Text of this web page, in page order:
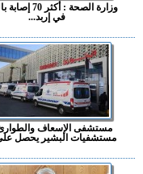
وزارة الصحة :
في إربد...
مستشفى الإسعاف
مستشفيات البشير يحصل على